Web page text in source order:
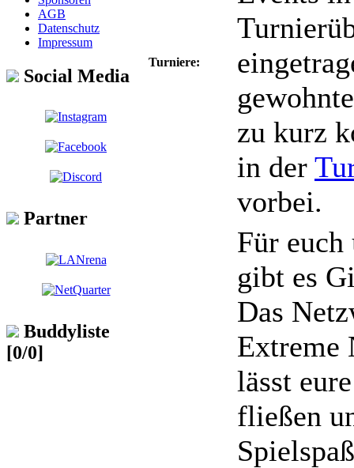
AGB
Datenschutz
Impressum
Social Media
Partner
Buddyliste
[0/0]
Turniere:
zu kurz
in der
vorbei.
Für euch
gibt es
Das
Extreme
lässt
fließen